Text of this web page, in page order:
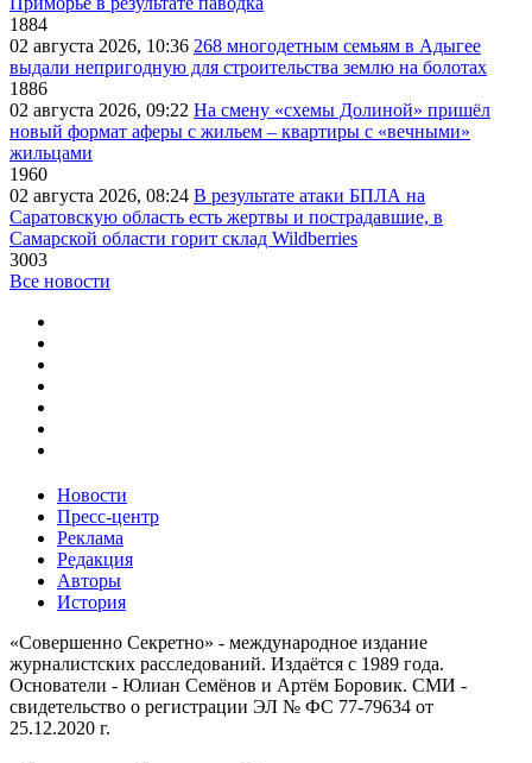
1884
02 августа 2026, 10:36 268 многодетным семьям в Адыгее
выдали непригодную для строительства землю на болотах
1886
02 августа 2026, 09:22 На смену «схемы Долиной» пришёл
новый формат аферы с жильем – квартиры с «вечными»
жильцами
1960
02 августа 2026, 08:24 В результате атаки БПЛА на
Саратовскую область есть жертвы и пострадавшие, в
Самарской области горит склад Wildberries
3003
Все новости
Новости
Пресс-центр
Реклама
Редакция
Авторы
История
«Совершенно Секретно» - международное издание
журналистских расследований. Издаётся с 1989 года.
Основатели - Юлиан Семёнов и Артём Боровик. CМИ -
свидетельство о регистрации ЭЛ № ФС 77-79634 от
25.12.2020 г.